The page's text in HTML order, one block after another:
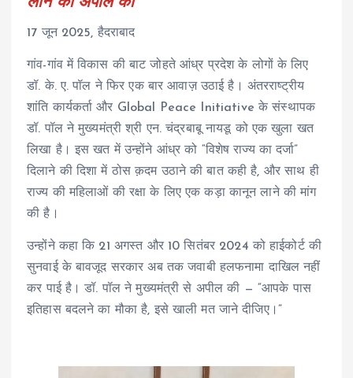
17 जून 2025, हैदराबाद
गांव-गांव में विकास की बाट जोहते आंध्र प्रदेश के लोगों के लिए
डॉ. के. ए. पॉल ने फिर एक बार आवाज़ उठाई है। अंतरराष्ट्रीय
शांति कार्यकर्ता और Global Peace Initiative के संस्थापक
डॉ. पॉल ने मुख्यमंत्री श्री एन. चंद्रबाबू नायडू को एक खुला खत
लिखा है। इस खत में उन्होंने आंध्र को “विशेष राज्य का दर्जा”
दिलाने की दिशा में ठोस क़दम उठाने की बात कही है, और साथ ही
राज्य की महिलाओं की रक्षा के लिए एक कड़ा कानून लाने की मांग
की है।
उन्होंने कहा कि 21 अगस्त और 10 सितंबर 2024 को हाईकोर्ट की
सुनवाई के बावजूद सरकार अब तक जवाबी हलफनामा दाखिल नहीं
कर पाई है। डॉ. पॉल ने मुख्यमंत्री से अपील की — “आपके पास
इतिहास बदलने का मौका है, इसे खाली मत जाने दीजिए।”